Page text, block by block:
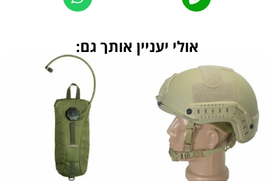
אולי יעניין אותך גם: